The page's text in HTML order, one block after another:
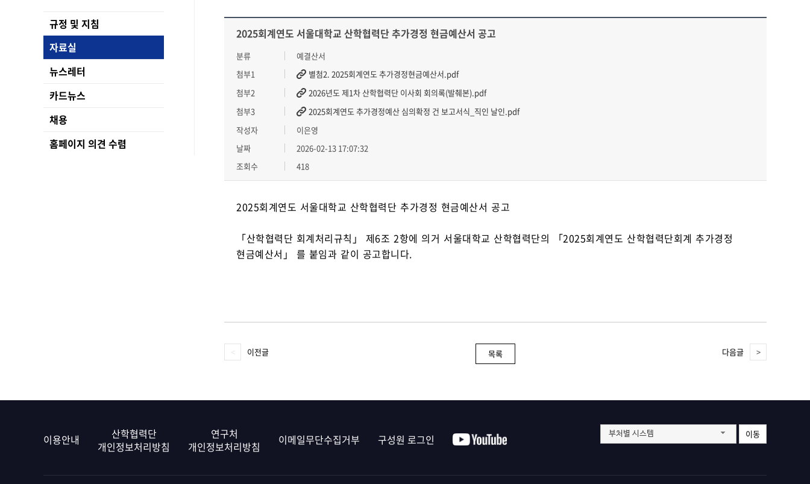
규정 및 지침
자료실
뉴스레터
카드뉴스
채용
홈페이지 의견 수렴
2025회계연도 서울대학교 산학협력단 추가경정 현금예산서 공고
분류
예결산서
첨부1
별첨2. 2025회계연도 추가경정현금예산서.pdf
첨부2
2026년도 제1차 산학협력단 이사회 회의록(발췌본).pdf
첨부3
2025회계연도 추가경정예산 심의확정 건 보고서식_직인 날인.pdf
작성자
이은영
날짜
2026-02-13 17:07:32
조회수
418
2025회계연도 서울대학교 산학협력단 추가경정 현금예산서 공고
「산학협력단 회계처리규칙」 제6조 2항에 의거 서울대학교 산학협력단의 「2025회계연도 산학협력단회계 추가경정
현금예산서」 를 붙임과 같이 공고합니다.
이전글 목록 다음글
이용안내
산학협력단
개인정보처리방침
연구처
개인정보처리방침
이메일무단수집거부 구성원 로그인 부처별 시스템 이동